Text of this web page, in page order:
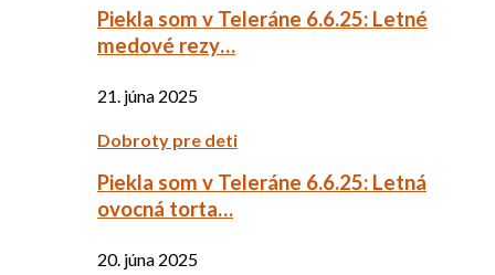
Piekla som v Teleráne 6.6.25: Letné
medové rezy…
21. júna 2025
Dobroty pre deti
Piekla som v Teleráne 6.6.25: Letná
ovocná torta…
20. júna 2025